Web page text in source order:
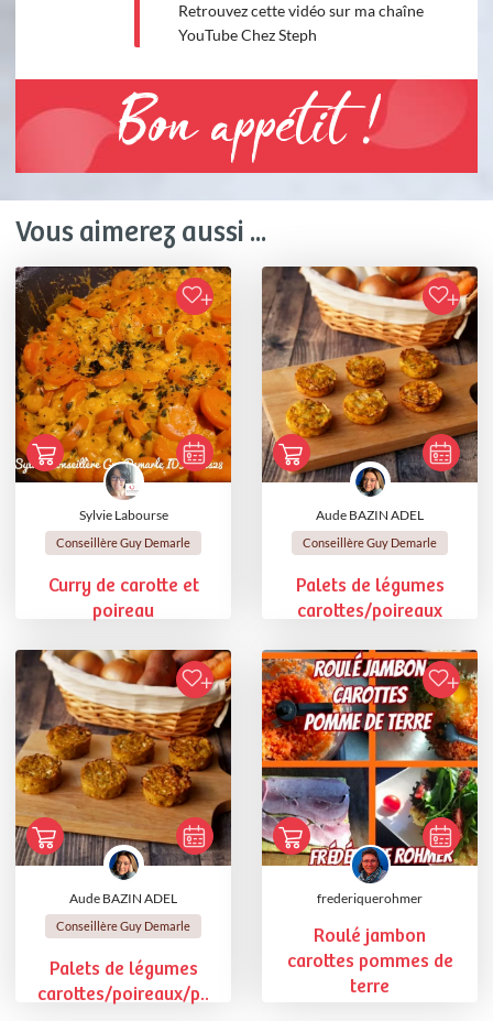
Retrouvez cette vidéo sur ma chaîne
YouTube Chez Steph
Bon appétit !
Vous aimerez aussi ...
Sylvie Labourse
Conseillère Guy Demarle
Curry de carotte et
poireau
Aude BAZIN ADEL
Conseillère Guy Demarle
Palets de légumes
carottes/poireaux
Aude BAZIN ADEL
Conseillère Guy Demarle
Palets de légumes
carottes/poireaux/p..
frederiquerohmer
Roulé jambon
carottes pommes de
terre